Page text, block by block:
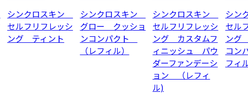
シンクロスキン
セルフリフレッシ
ング ティント
シンクロスキン
グロー クッショ
ンコンパクト
（レフィル）
シンクロスキン
セルフリフレッシ
ング カスタムフ
ィニッシュ パウ
ダーファンデーシ
ョン （レフィ
ル)
シン
セル
ング
コン
フィ